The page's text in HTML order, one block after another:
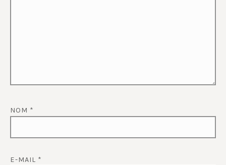
NOM *
E-MAIL *